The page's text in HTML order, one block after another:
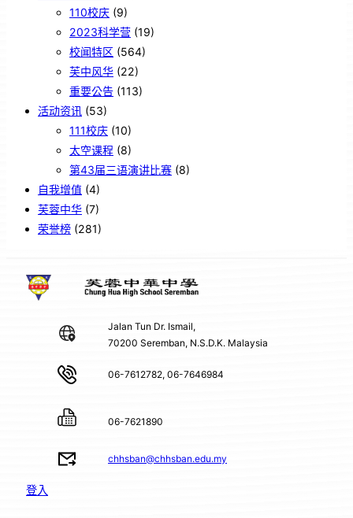
110校庆 (9)
2023科学营 (19)
校闻特区 (564)
芙中风华 (22)
重要公告 (113)
活动资讯 (53)
111校庆 (10)
太空课程 (8)
第43届三语演讲比赛 (8)
自我增值 (4)
芙蓉中华 (7)
荣誉榜 (281)
Jalan Tun Dr. Ismail,
70200 Seremban, N.S.D.K. Malaysia
06-7612782, 06-7646984
06-7621890
chhsban@chhsban.edu.my
登入